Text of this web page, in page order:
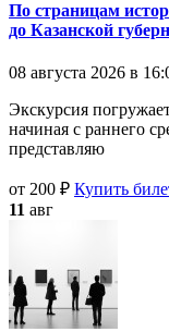
По страницам
до Казанской
08 августа 2026 в
Экскурсия
начиная с раннего
представляю
от 200 ₽ Купить
11 авг